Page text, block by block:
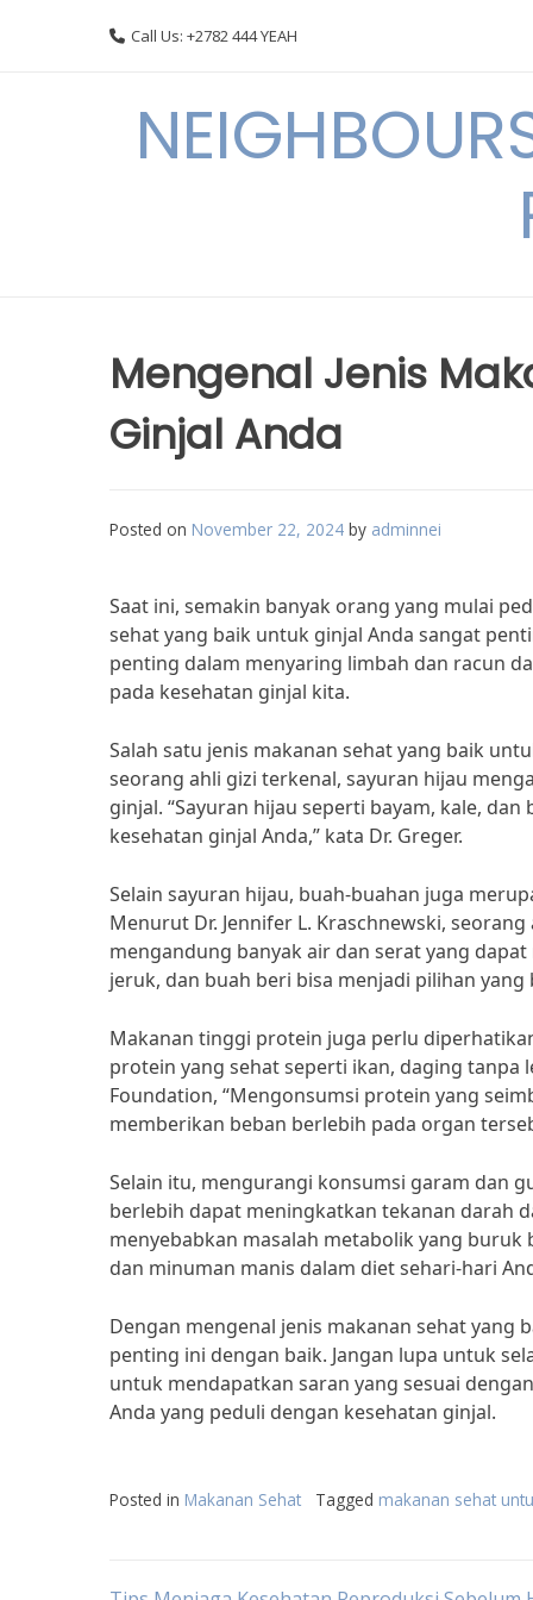
Call Us: +2782 444 YEAH
Mengenal Jenis
Ginjal Anda
Posted on November 22, 2024 by adminnei
Saat ini, semakin banyak orang yang mulai
sehat yang baik untuk ginjal Anda sangat
penting dalam menyaring limbah dan racun
pada kesehatan ginjal kita.
Salah satu jenis makanan sehat yang baik
seorang ahli gizi terkenal, sayuran hijau
ginjal. “Sayuran hijau seperti bayam, kale,
kesehatan ginjal Anda,” kata Dr. Greger.
Selain sayuran hijau, buah-buahan juga
Menurut Dr. Jennifer L. Kraschnewski,
mengandung banyak air dan serat yang
jeruk, dan buah beri bisa menjadi pilihan
Makanan tinggi protein juga perlu
protein yang sehat seperti ikan, daging tanpa
Foundation, “Mengonsumsi protein yang
memberikan beban berlebih pada organ
Selain itu, mengurangi konsumsi garam dan
berlebih dapat meningkatkan tekanan darah
menyebabkan masalah metabolik yang
dan minuman manis dalam diet sehari-hari
Dengan mengenal jenis makanan sehat yang
penting ini dengan baik. Jangan lupa untuk
untuk mendapatkan saran yang sesuai
Anda yang peduli dengan kesehatan ginjal.
Posted in Makanan Sehat Tagged makanan sehat